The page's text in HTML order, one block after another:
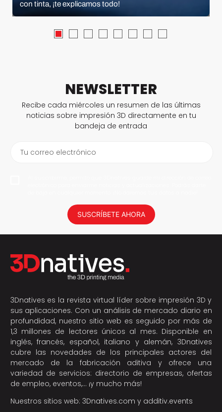
con tinta, ¡te explicamos todo!
NEWSLETTER
Recibe cada miércoles un resumen de las últimas
noticias sobre impresión 3D directamente en tu
bandeja de entrada
Tu correo electrónico
SUSCRÍBETE AHORA
3Dnatives es la revista virtual líder sobre impresión 3D y
sus aplicaciones. Con un análisis de mercado diario en
profundidad, nuestro sitio web es seguido por más de
1,3 millones de lectores únicos al mes. Disponible en
inglés, francés, español, italiano y alemán, 3Dnatives
cubre las novedades de los principales actores del
mercado de la fabricación aditiva y ofrece una
variedad de servicios: directorio de empresas, ofertas
de empleo, eventos,… ¡y mucho más!
Nuestros sitios web: 3Dnatives.com y additiv.events